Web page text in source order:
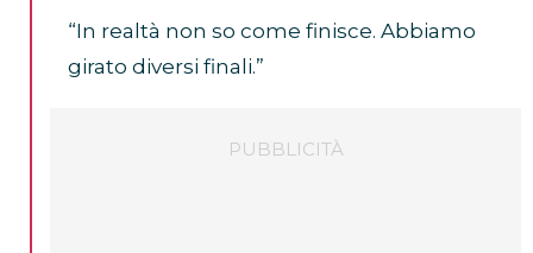
“In realtà non so come finisce. Abbiamo
girato diversi finali.”